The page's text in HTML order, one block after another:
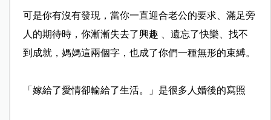
可是你有沒有發現，當你一直迎合老公的要求、滿足旁
人的期待時，你漸漸失去了興趣 、遺忘了快樂、找不
到成就，媽媽這兩個字，也成了你們一種無形的束縛。
「嫁給了愛情卻輸給了生活。」是很多人婚後的寫照